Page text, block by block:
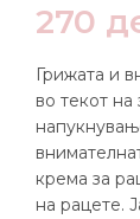
270
Грижата и
во текот
крема за
на рацете.